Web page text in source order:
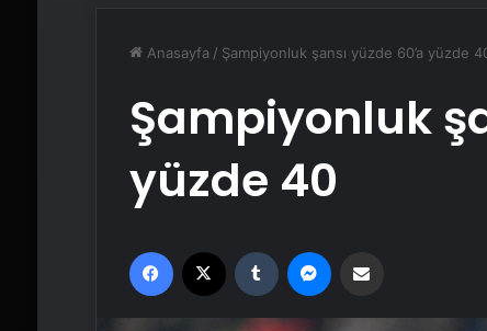
Anasayfa / Şampiyonluk şansı yüzde 60’a yüzde
Şampiyonluk
yüzde 40
Facebook Tumblr